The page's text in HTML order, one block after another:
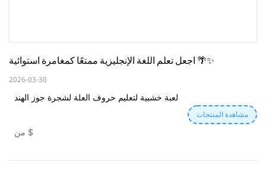
اجعل تعلم اللغة الإنجليزية ممتعًا كمغامرة استوائية 🌴✨
2026-03-30
لعبة خشبية لتعليم حروف العلة لشجرة جوز الهند
$
مشاهدة المنتجات